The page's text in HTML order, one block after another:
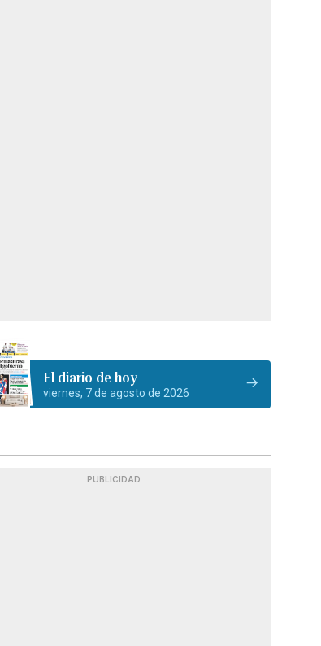
El diario de hoy
viernes, 7 de agosto de 2026
PUBLICIDAD